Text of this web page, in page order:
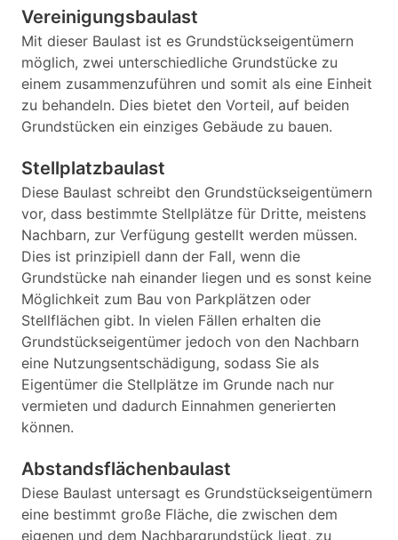
Vereinigungsbaulast
Mit dieser Baulast ist es Grundstückseigentümern
möglich, zwei unterschiedliche Grundstücke zu
einem zusammenzuführen und somit als eine Einheit
zu behandeln. Dies bietet den Vorteil, auf beiden
Grundstücken ein einziges Gebäude zu bauen.
Stellplatzbaulast
Diese Baulast schreibt den Grundstückseigentümern
vor, dass bestimmte Stellplätze für Dritte, meistens
Nachbarn, zur Verfügung gestellt werden müssen.
Dies ist prinzipiell dann der Fall, wenn die
Grundstücke nah einander liegen und es sonst keine
Möglichkeit zum Bau von Parkplätzen oder
Stellflächen gibt. In vielen Fällen erhalten die
Grundstückseigentümer jedoch von den Nachbarn
eine Nutzungsentschädigung, sodass Sie als
Eigentümer die Stellplätze im Grunde nach nur
vermieten und dadurch Einnahmen generierten
können.
Abstandsflächenbaulast
Diese Baulast untersagt es Grundstückseigentümern
eine bestimmt große Fläche, die zwischen dem
eigenen und dem Nachbargrundstück liegt, zu